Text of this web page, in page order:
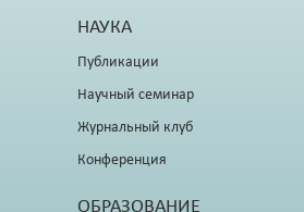
НАУКА
Публикации
Научный семинар
Журнальный клуб
Конференция
ОБРАЗОВАНИЕ